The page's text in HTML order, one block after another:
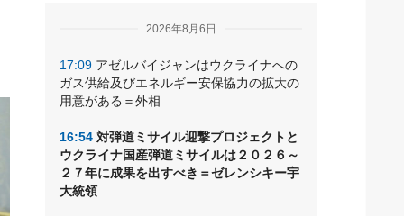
2026年8月6日
17:09 アゼルバイジャンはウクライナへの
ガス供給及びエネルギー安保協力の拡大の
用意がある＝外相
16:54 対弾道ミサイル迎撃プロジェクトと
ウクライナ国産弾道ミサイルは２０２６～
２７年に成果を出すべき＝ゼレンシキー宇
大統領